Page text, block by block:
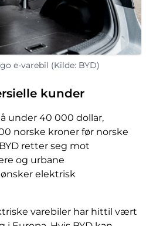
e-varebil (Kilde: BYD)
kunder
under 40 000 dollar,
norske kroner før norske
retter seg mot
og urbane
elektrisk
varebiler har hittil vært